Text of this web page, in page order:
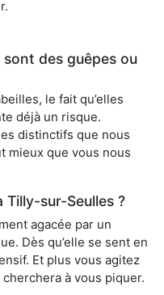
des guêpes ou
le fait qu’elles
déjà un risque.
distinctifs que nous
mieux que vous nous
Tilly-sur-Seulles ?
agacée par un
Dès qu’elle se sent en
Et plus vous agitez
à vous piquer.